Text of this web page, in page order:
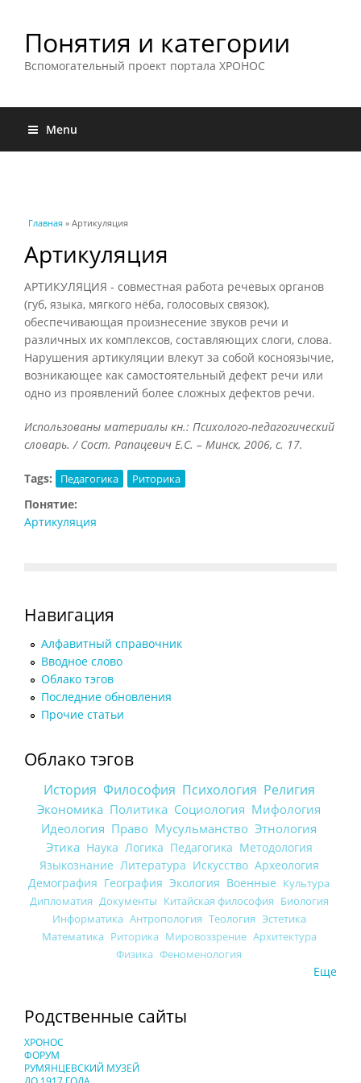
Понятия и категории
Вспомогательный проект портала ХРОНОС
Menu
Вы здесь
Главная » Артикуляция
Артикуляция
АРТИКУЛЯЦИЯ - совместная работа речевых органов
(губ, языка, мягкого нёба, голосовых связок),
обеспечивающая произнесение звуков речи и
различных их комплексов, составляющих слоги, слова.
Нарушения артикуляции влекут за собой косноязычие,
возникающее как самостоятельный дефект речи или
одно из проявлений более сложных дефектов речи.
Использованы материалы кн.: Психолого-педагогический
словарь. / Сост. Рапацевич Е.С. – Минск, 2006, с. 17.
Tags: Педагогика Риторика
Понятие:
Артикуляция
Навигация
Алфавитный справочник
Вводное слово
Облако тэгов
Последние обновления
Прочие статьи
Облако тэгов
История Философия Психология Религия
Экономика Политика Социология Мифология
Идеология Право Мусульманство Этнология
Этика Наука Логика Педагогика Методология
Языкознание Литература Искусство Археология
Демография География Экология Военные Культура
Дипломатия Документы Китайская философия Биология
Информатика Антропология Теология Эстетика
Математика Риторика Мировоззрение Архитектура
Физика Феноменология
Еще
Родственные сайты
ХРОНОС
ФОРУМ
РУМЯНЦЕВСКИЙ МУЗЕЙ